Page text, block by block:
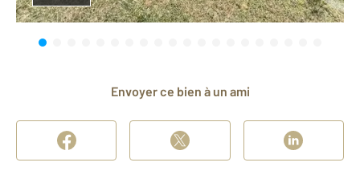
Envoyer ce bien à un ami